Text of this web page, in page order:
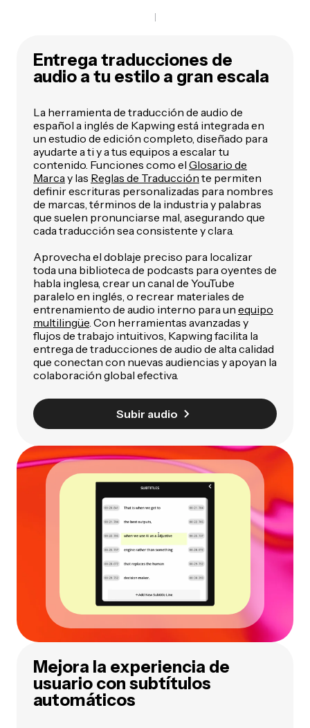
Entrega traducciones de
audio a tu estilo a gran escala
La herramienta de traducción de audio de
español a inglés de Kapwing está integrada en
un estudio de edición completo, diseñado para
ayudarte a ti y a tus equipos a escalar tu
contenido. Funciones como el Glosario de
Marca y las Reglas de Traducción te permiten
definir escrituras personalizadas para nombres
de marcas, términos de la industria y palabras
que suelen pronunciarse mal, asegurando que
cada traducción sea consistente y clara.
Aprovecha el doblaje preciso para localizar
toda una biblioteca de podcasts para oyentes de
habla inglesa, crear un canal de YouTube
paralelo en inglés, o recrear materiales de
entrenamiento de audio interno para un equipo
multilingüe . Con herramientas avanzadas y
flujos de trabajo intuitivos, Kapwing facilita la
entrega de traducciones de audio de alta calidad
que conectan con nuevas audiencias y apoyan la
colaboración global efectiva.
Subir audio
Mejora la experiencia de
usuario con subtítulos
automáticos